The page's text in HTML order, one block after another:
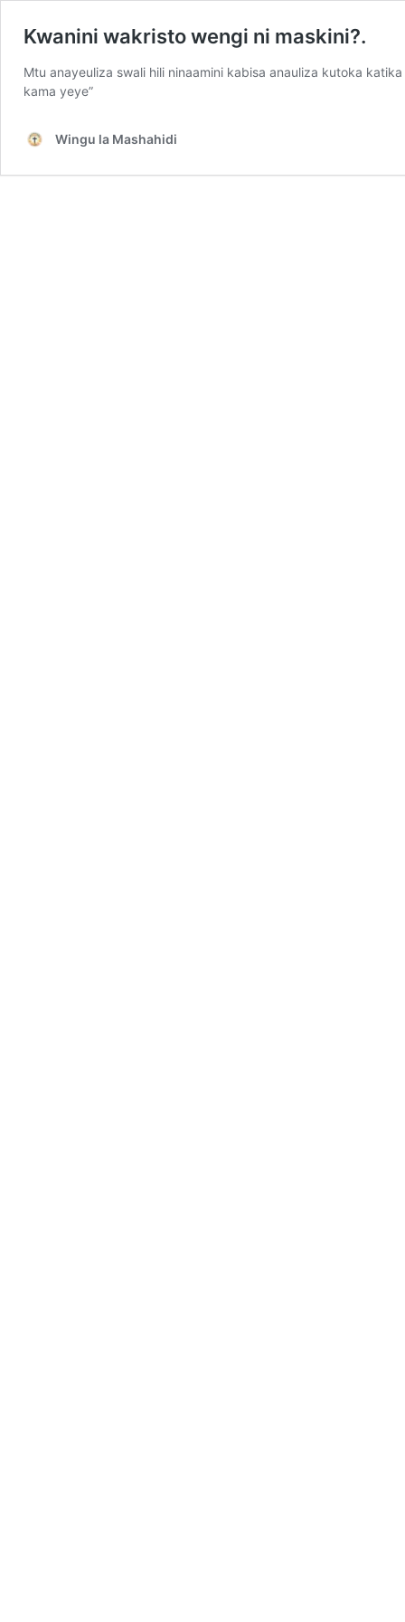
Kwanini wakristo wengi ni maskini?.
Mtu anayeuliza swali hili ninaamini kabisa anauliza kutoka
kama yeye”
Wingu la Mashahidi